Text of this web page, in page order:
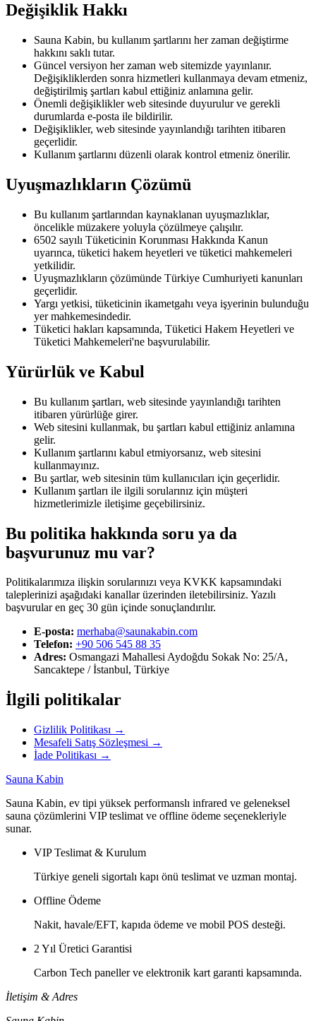
Değişiklik Hakkı
Sauna Kabin, bu kullanım şartlarını her zaman değiştirme
hakkını saklı tutar.
Güncel versiyon her zaman web sitemizde yayınlanır.
Değişikliklerden sonra hizmetleri kullanmaya devam etmeniz,
değiştirilmiş şartları kabul ettiğiniz anlamına gelir.
Önemli değişiklikler web sitesinde duyurulur ve gerekli
durumlarda e-posta ile bildirilir.
Değişiklikler, web sitesinde yayınlandığı tarihten itibaren
geçerlidir.
Kullanım şartlarını düzenli olarak kontrol etmeniz önerilir.
Uyuşmazlıkların Çözümü
Bu kullanım şartlarından kaynaklanan uyuşmazlıklar,
öncelikle müzakere yoluyla çözülmeye çalışılır.
6502 sayılı Tüketicinin Korunması Hakkında Kanun
uyarınca, tüketici hakem heyetleri ve tüketici mahkemeleri
yetkilidir.
Uyuşmazlıkların çözümünde Türkiye Cumhuriyeti kanunları
geçerlidir.
Yargı yetkisi, tüketicinin ikametgahı veya işyerinin bulunduğu
yer mahkemesindedir.
Tüketici hakları kapsamında, Tüketici Hakem Heyetleri ve
Tüketici Mahkemeleri'ne başvurulabilir.
Yürürlük ve Kabul
Bu kullanım şartları, web sitesinde yayınlandığı tarihten
itibaren yürürlüğe girer.
Web sitesini kullanmak, bu şartları kabul ettiğiniz anlamına
gelir.
Kullanım şartlarını kabul etmiyorsanız, web sitesini
kullanmayınız.
Bu şartlar, web sitesinin tüm kullanıcıları için geçerlidir.
Kullanım şartları ile ilgili sorularınız için müşteri
hizmetlerimizle iletişime geçebilirsiniz.
Bu politika hakkında soru ya da
başvurunuz mu var?
Politikalarımıza ilişkin sorularınızı veya KVKK kapsamındaki
taleplerinizi aşağıdaki kanallar üzerinden iletebilirsiniz. Yazılı
başvurular en geç 30 gün içinde sonuçlandırılır.
E-posta: merhaba@saunakabin.com
Telefon: +90 506 545 88 35
Adres: Osmangazi Mahallesi Aydoğdu Sokak No: 25/A,
Sancaktepe / İstanbul, Türkiye
İlgili politikalar
Gizlilik Politikası →
Mesafeli Satış Sözleşmesi →
İade Politikası →
Sauna Kabin
Sauna Kabin, ev tipi yüksek performanslı infrared ve geleneksel
sauna çözümlerini VIP teslimat ve offline ödeme seçenekleriyle
sunar.
VIP Teslimat & Kurulum
Türkiye geneli sigortalı kapı önü teslimat ve uzman montaj.
Offline Ödeme
Nakit, havale/EFT, kapıda ödeme ve mobil POS desteği.
2 Yıl Üretici Garantisi
Carbon Tech paneller ve elektronik kart garanti kapsamında.
İletişim & Adres